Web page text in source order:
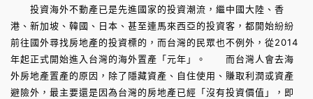
投資海外不動產已是先進國家的投資潮流，繼中國大陸、香
港、新加坡、韓國、日本、甚至連馬來西亞的投資客，都開始紛紛
前往國外尋找房地產的投資標的，而台灣的民眾也不例外，從2014
年起正式開始進入台灣的海外置產「元年」。 而台灣人會去海
外房地產置產的原因，除了隱藏資產、自住使用、賺取利潤或資產
避險外，最主要還是因為台灣的房地產已經「沒有投資價值」，即